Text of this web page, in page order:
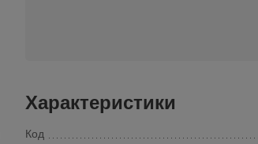
Характеристики
Код